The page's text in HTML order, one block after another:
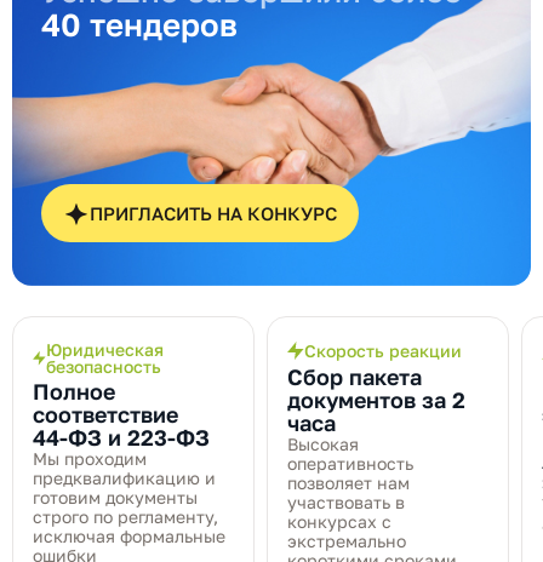
40 тендеров
ПРИГЛАСИТЬ НА КОНКУРС
Юридическая
безопасность
Полное
соответствие
44‑ФЗ и 223‑ФЗ
Мы проходим
предквалификацию и
готовим документы
строго по регламенту,
исключая формальные
ошибки
Скорость реакции
Сбор пакета
документов за 2
часа
Высокая
оперативность
позволяет нам
участвовать в
конкурсах с
экстремально